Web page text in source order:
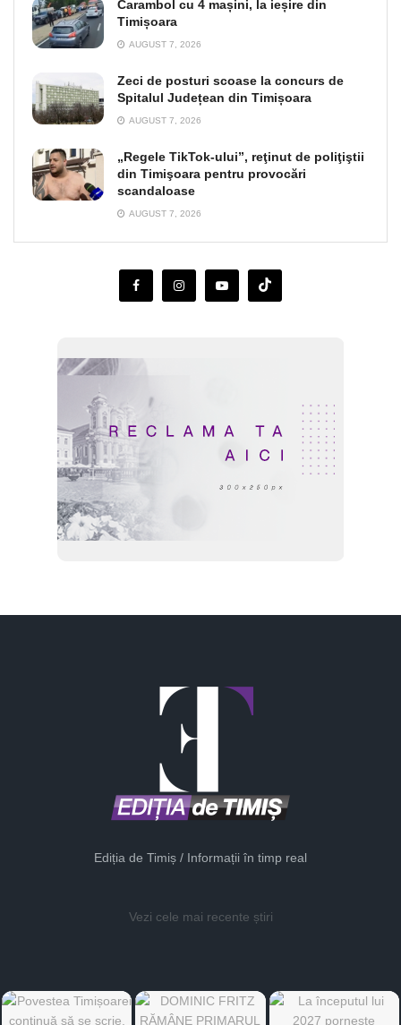
Carambol cu 4 mașini, la ieșire din
Timișoara
AUGUST 7, 2026
Zeci de posturi scoase la concurs de
Spitalul Județean din Timișoara
AUGUST 7, 2026
„Regele TikTok-ului”, reţinut de poliţiştii
din Timişoara pentru provocări
scandaloase
AUGUST 7, 2026
Ediția de Timiș / Informații în timp real
Vezi cele mai recente știri